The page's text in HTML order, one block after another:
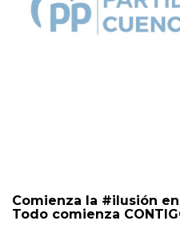
Comienza la #ilusión
Todo comienza